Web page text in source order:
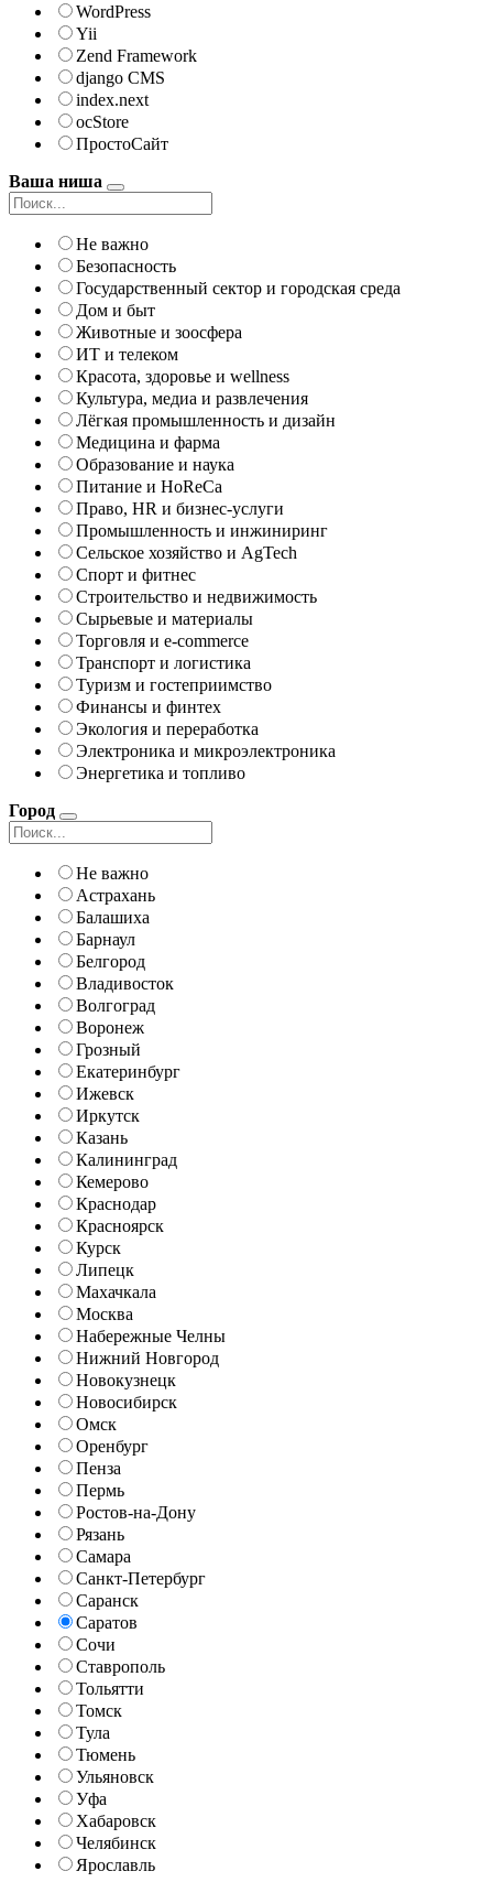
WordPress
Yii
Zend Framework
django CMS
index.next
ocStore
ПростоСайт
Ваша ниша
Не важно
Безопасность
Государственный сектор и городская среда
Дом и быт
Животные и зоосфера
ИТ и телеком
Красота, здоровье и wellness
Культура, медиа и развлечения
Лёгкая промышленность и дизайн
Медицина и фарма
Образование и наука
Питание и HoReCa
Право, HR и бизнес-услуги
Промышленность и инжиниринг
Сельское хозяйство и AgTech
Спорт и фитнес
Строительство и недвижимость
Сырьевые и материалы
Торговля и e-commerce
Транспорт и логистика
Туризм и гостеприимство
Финансы и финтех
Экология и переработка
Электроника и микроэлектроника
Энергетика и топливо
Город
Не важно
Астрахань
Балашиха
Барнаул
Белгород
Владивосток
Волгоград
Воронеж
Грозный
Екатеринбург
Ижевск
Иркутск
Казань
Калининград
Кемерово
Краснодар
Красноярск
Курск
Липецк
Махачкала
Москва
Набережные Челны
Нижний Новгород
Новокузнецк
Новосибирск
Омск
Оренбург
Пенза
Пермь
Ростов-на-Дону
Рязань
Самара
Санкт-Петербург
Саранск
Саратов
Сочи
Ставрополь
Тольятти
Томск
Тула
Тюмень
Ульяновск
Уфа
Хабаровск
Челябинск
Ярославль